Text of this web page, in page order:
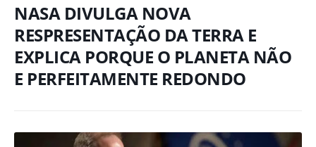
NASA DIVULGA NOVA
RESPRESENTAÇÃO DA TERRA E
EXPLICA PORQUE O PLANETA NÃO
E PERFEITAMENTE REDONDO